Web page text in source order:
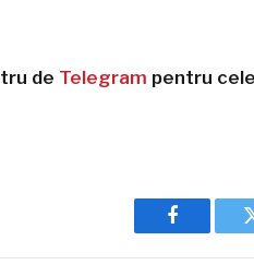
de Telegram pentru
Facebook